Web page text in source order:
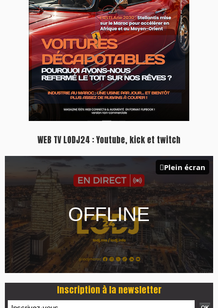
WEB TV LODJ24 : Youtube, kick et twitch
Plein écran
Inscription à la newsletter